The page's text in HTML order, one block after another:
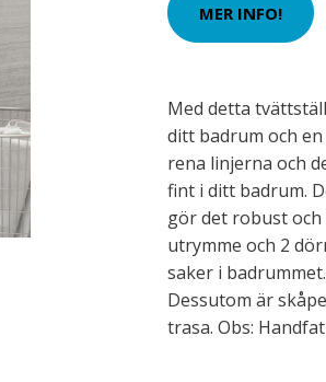
MER INFO!
Med detta
ditt badrum och
rena linjerna och
fint i ditt badrum.
gör det robust
utrymme och 2
saker i
Dessutom är
trasa. Obs: